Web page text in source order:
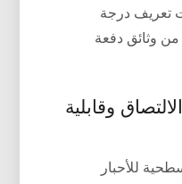
تعريف درجة
وثائق دفعة
وقابلية
للأحبار